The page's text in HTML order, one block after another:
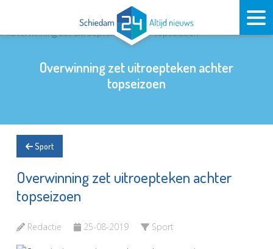
Overwinning zet uitroepteken achter
topseizoen
Sport
Overwinning zet uitroepteken achter
topseizoen
Redactie 25-08-2019 Sport